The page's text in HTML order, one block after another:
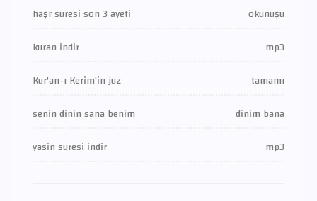
haşr suresi son 3 ayeti
okunuşu
kuran indir
mp3
Kur'an-ı Kerim'in juz
tamamı
senin dinin sana benim
dinim bana
yasin suresi indir
mp3